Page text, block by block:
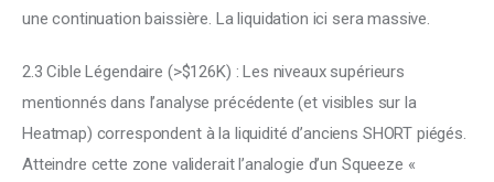
une continuation baissière. La liquidation ici sera massive.
2.3 Cible Légendaire (>$126K) : Les niveaux supérieurs
mentionnés dans l’analyse précédente (et visibles sur la
Heatmap) correspondent à la liquidité d’anciens SHORT piégés.
Atteindre cette zone validerait l’analogie d’un Squeeze «